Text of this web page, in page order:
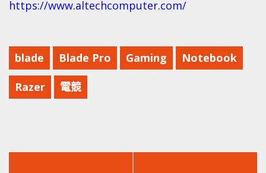
https://www.altechcomputer.com/
blade Blade Pro Gaming Notebook
Razer 電競